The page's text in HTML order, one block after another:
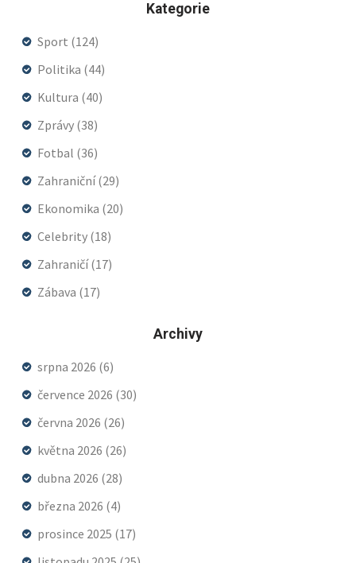
Kategorie
Sport (124)
Politika (44)
Kultura (40)
Zprávy (38)
Fotbal (36)
Zahraniční(29)
Ekonomika (20)
Celebrity (18)
Zahraničí(17)
Zábava (17)
Archivy
srpna 2026 (6)
července 2026 (30)
června 2026 (26)
května 2026 (26)
dubna 2026 (28)
března 2026 (4)
prosince 2025 (17)